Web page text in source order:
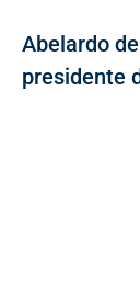
Abelardo
presidente